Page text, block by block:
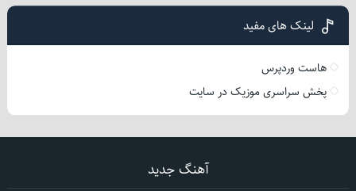
لینک های مفید
هاست وردپرس
پخش سراسری موزیک در سایت
آهنگ جدید